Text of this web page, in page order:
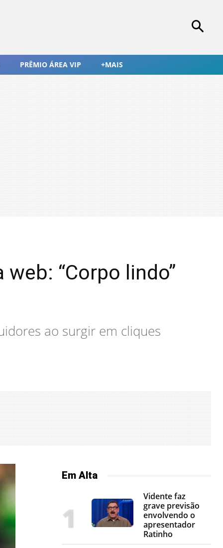
PRÊMIO ÁREA VIP +MAIS
“Corpo lindo”
ao surgir em cliques
Em Alta
Vidente faz
grave previsão
envolvendo o
apresentador
Ratinho